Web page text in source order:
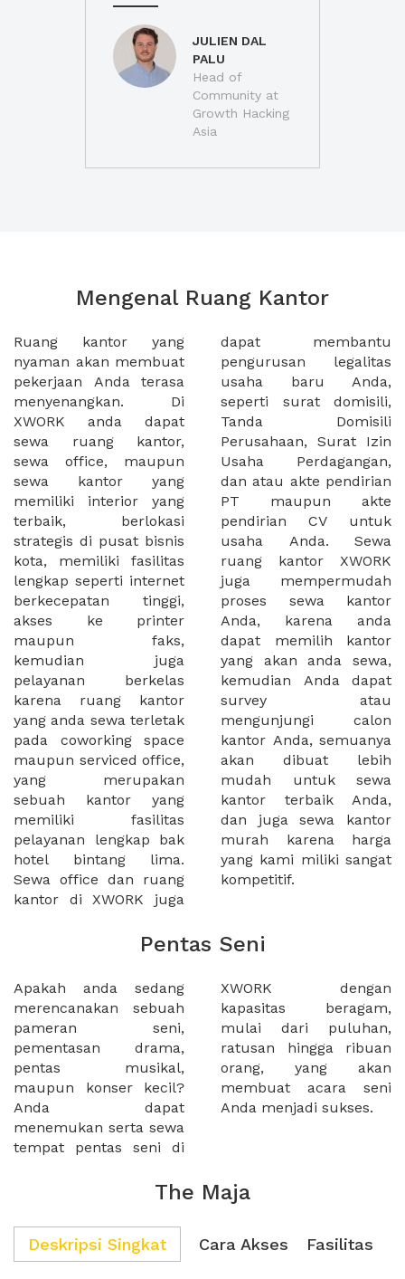
JULIEN DAL
PALU
Head of
Community at
Growth Hacking
Asia
Mengenal Ruang Kantor
Ruang kantor yang
nyaman akan membuat
pekerjaan Anda terasa
menyenangkan. Di
XWORK anda dapat
sewa ruang kantor,
sewa office, maupun
sewa kantor yang
memiliki interior yang
terbaik, berlokasi
strategis di pusat bisnis
kota, memiliki fasilitas
lengkap seperti internet
berkecepatan tinggi,
akses ke printer
maupun faks,
kemudian juga
pelayanan berkelas
karena ruang kantor
yang anda sewa terletak
pada coworking space
maupun serviced office,
yang merupakan
sebuah kantor yang
memiliki fasilitas
pelayanan lengkap bak
hotel bintang lima.
Sewa office dan ruang
kantor di XWORK juga
dapat membantu
pengurusan legalitas
usaha baru Anda,
seperti surat domisili,
Tanda Domisili
Perusahaan, Surat Izin
Usaha Perdagangan,
dan atau akte pendirian
PT maupun akte
pendirian CV untuk
usaha Anda. Sewa
ruang kantor XWORK
juga mempermudah
proses sewa kantor
Anda, karena anda
dapat memilih kantor
yang akan anda sewa,
kemudian Anda dapat
survey atau
mengunjungi calon
kantor Anda, semuanya
akan dibuat lebih
mudah untuk sewa
kantor terbaik Anda,
dan juga sewa kantor
murah karena harga
yang kami miliki sangat
kompetitif.
Pentas Seni
Apakah anda sedang
merencanakan sebuah
pameran seni,
pementasan drama,
pentas musikal,
maupun konser kecil?
Anda dapat
menemukan serta sewa
tempat pentas seni di
XWORK dengan
kapasitas beragam,
mulai dari puluhan,
ratusan hingga ribuan
orang, yang akan
membuat acara seni
Anda menjadi sukses.
The Maja
Deskripsi Singkat Cara Akses Fasilitas